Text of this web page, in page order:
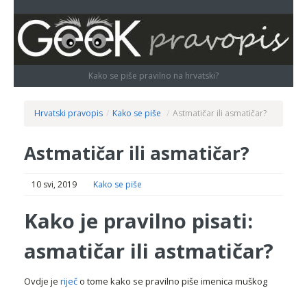
Kako se piše pravilno na hrvatski?
Hrvatski pravopis / Kako se piše / Astmatičar ili asmatičar?
Astmatičar ili asmatičar?
10 svi, 2019 Kako se piše
Kako je pravilno pisati:
asmatičar ili astmatičar?
Ovdje je riječo tome kako se pravilno piše imenica muškog